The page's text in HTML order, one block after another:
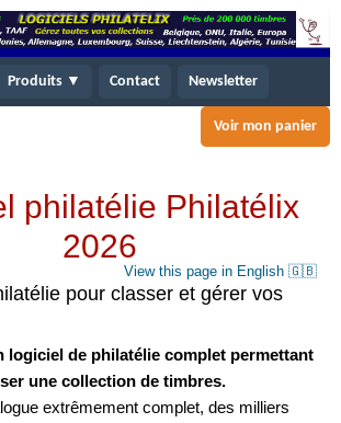
Produits ▼ Contact Newsletter
Voir mon panier
philatélie Philatélix
2026
View this page in English 🇬🇧
pour classer et gérer vos
logiciel de philatélie complet permettant
une collection de timbres.
extrêmement complet, des milliers